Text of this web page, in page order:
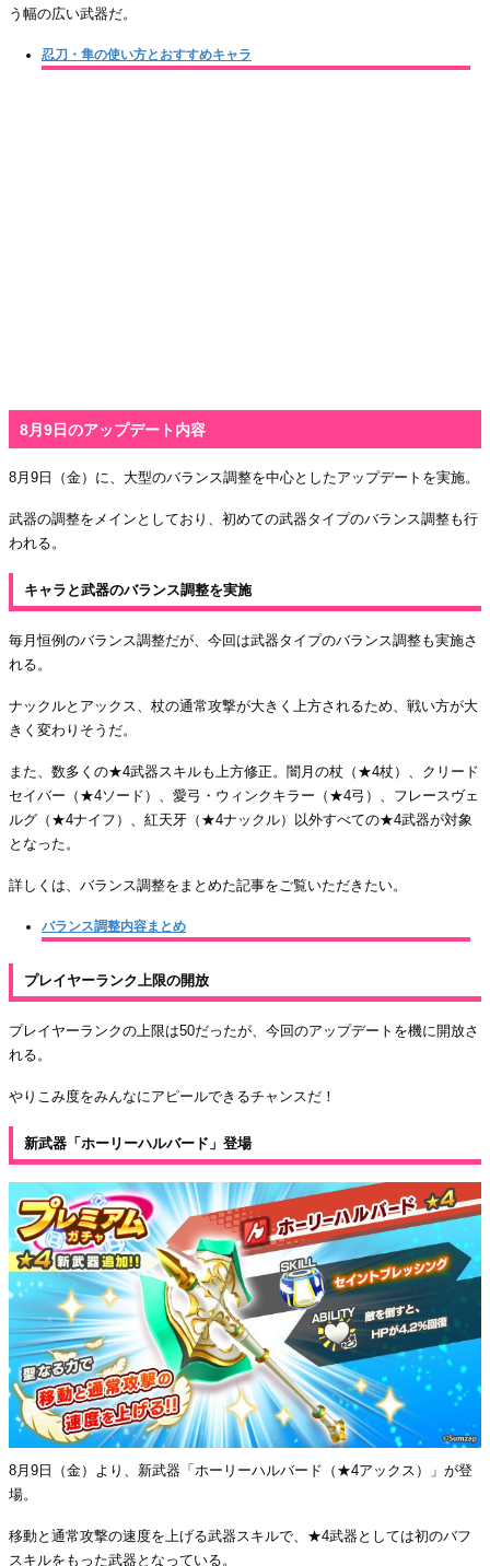
う幅の広い武器だ。
忍刀・隼の使い方とおすすめキャラ
8月9日のアップデート内容
8月9日（金）に、大型のバランス調整を中心としたアップデートを実施。
武器の調整をメインとしており、初めての武器タイプのバランス調整も行
われる。
キャラと武器のバランス調整を実施
毎月恒例のバランス調整だが、今回は武器タイプのバランス調整も実施さ
れる。
ナックルとアックス、杖の通常攻撃が大きく上方されるため、戦い方が大
きく変わりそうだ。
また、数多くの★4武器スキルも上方修正。闇月の杖（★4杖）、クリード
セイバー（★4ソード）、愛弓・ウィンクキラー（★4弓）、フレースヴェ
ルグ（★4ナイフ）、紅天牙（★4ナックル）以外すべての★4武器が対象
となった。
詳しくは、バランス調整をまとめた記事をご覧いただきたい。
バランス調整内容まとめ
プレイヤーランク上限の開放
プレイヤーランクの上限は50だったが、今回のアップデートを機に開放さ
れる。
やりこみ度をみんなにアピールできるチャンスだ！
新武器「ホーリーハルバード」登場
8月9日（金）より、新武器「ホーリーハルバード（★4アックス）」が登
場。
移動と通常攻撃の速度を上げる武器スキルで、★4武器としては初のバフ
スキルをもった武器となっている。